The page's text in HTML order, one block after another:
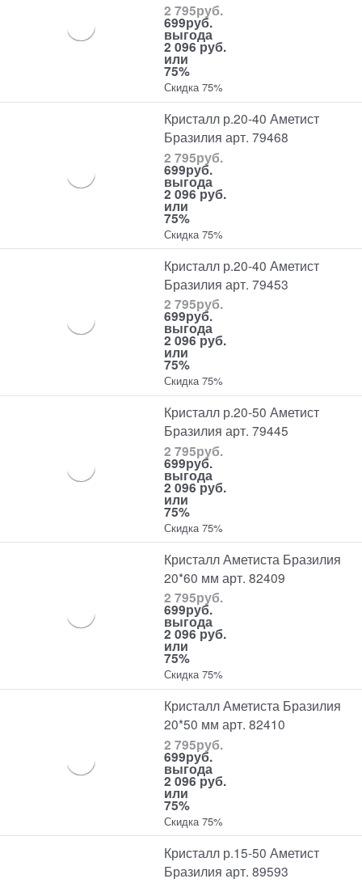
2 795руб.
699руб.
выгода
2 096 руб.
или
75%
Скидка 75%
Кристалл р.20-40 Аметист
Бразилия арт. 79468
2 795руб.
699руб.
выгода
2 096 руб.
или
75%
Скидка 75%
Кристалл р.20-40 Аметист
Бразилия арт. 79453
2 795руб.
699руб.
выгода
2 096 руб.
или
75%
Скидка 75%
Кристалл р.20-50 Аметист
Бразилия арт. 79445
2 795руб.
699руб.
выгода
2 096 руб.
или
75%
Скидка 75%
Кристалл Аметиста Бразилия
20*60 мм арт. 82409
2 795руб.
699руб.
выгода
2 096 руб.
или
75%
Скидка 75%
Кристалл Аметиста Бразилия
20*50 мм арт. 82410
2 795руб.
699руб.
выгода
2 096 руб.
или
75%
Скидка 75%
Кристалл р.15-50 Аметист
Бразилия арт. 89593